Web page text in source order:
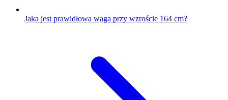
Jaka jest prawidłowa waga przy wzroście 164 cm?